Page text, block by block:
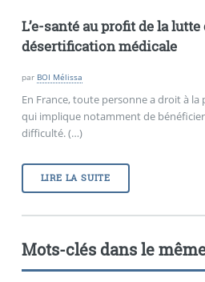
L’e-santé au profit de la
désertification médicale
par BOI Mélissa
En France, toute personne a droit à la
qui implique notamment de bénéficier
difficulté. (…)
LIRE LA SUITE
Mots-clés dans le